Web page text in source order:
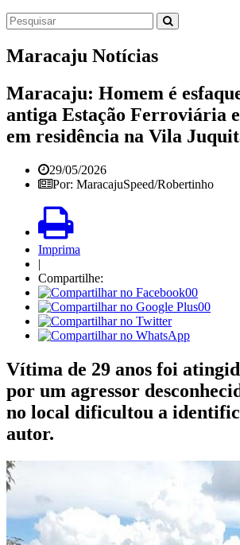
Maracaju Notícias
Maracaju: Homem é
antiga Estação Ferroviária
em residência na Vila
29/05/2026
Por: MaracajuSpeed/Robertinho
Imprima
|
Compartilhe:
00
00
Vítima de 29 anos foi
por um agressor
no local dificultou a
autor.